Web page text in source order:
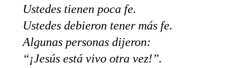
Ustedes tienen poca fe.
Ustedes debieron tener más fe.
Algunas personas dijeron:
“¡Jesús está vivo otra vez!”.